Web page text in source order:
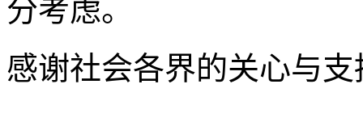
分考虑。
感谢社会各界的关心与支